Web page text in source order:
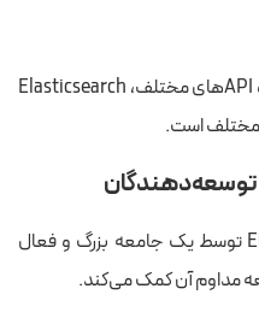
با پشتیبانی از انواع مختلف داده‌ها و APIهای مختلف، Elasticsearch
مختلف است.
به دلیل متن‌باز بودن، Elasticsearch توسط یک جامعه بزرگ و فعال
مداوم آن کمک می‌کند.